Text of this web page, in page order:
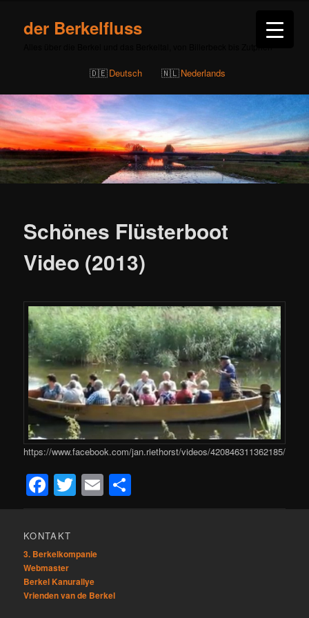
der Berkelfluss
Deutsch Nederlands
Schönes Flüsterboot
Video (2013)
https://www.facebook.com/jan.riethorst/videos/420846311362185/
Facebook
Twitter
Email
KONTAKT
3. Berkelkompanie
Webmaster
Berkel Kanurallye
Vrienden van de Berkel